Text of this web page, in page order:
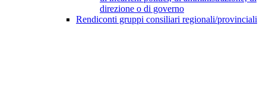
direzione o di governo
Rendiconti gruppi consiliari regionali/provinciali